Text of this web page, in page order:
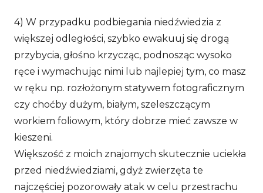
4) W przypadku podbiegania niedźwiedzia z
większej odległości, szybko ewakuuj się drogą
przybycia, głośno krzycząc, podnosząc wysoko
ręce i wymachując nimi lub najlepiej tym, co masz
w ręku np. rozłożonym statywem fotograficznym
czy choćby dużym, białym, szeleszczącym
workiem foliowym, który dobrze mieć zawsze w
kieszeni.
Większość z moich znajomych skutecznie uciekła
przed niedźwiedziami, gdyż zwierzęta te
najczęściej pozorowały atak w celu przestrachu